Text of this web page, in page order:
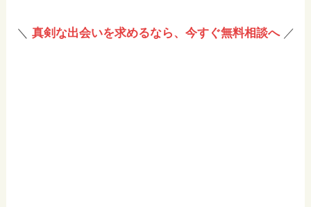
＼ 真剣な出会いを求めるなら、今すぐ無料相談へ／